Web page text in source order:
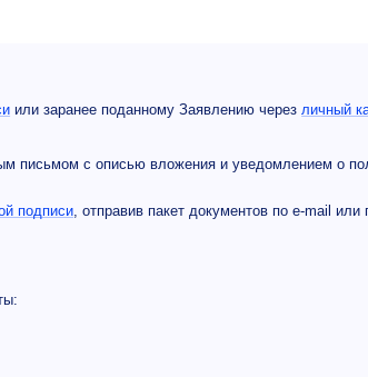
или заранее поданному Заявлению через личный
письмом с описью вложения и уведомлением о
подписи, отправив пакет документов по e-mail или